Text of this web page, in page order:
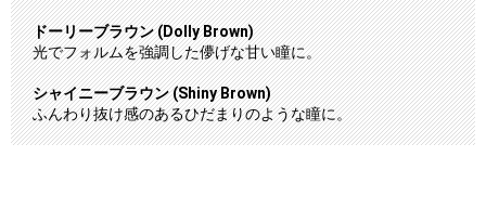
ドーリーブラウン (Dolly Brown)
光でフォルムを強調した儚げな甘い瞳に。
シャイニーブラウン (Shiny Brown)
ふんわり抜け感のあるひだまりのような瞳に。